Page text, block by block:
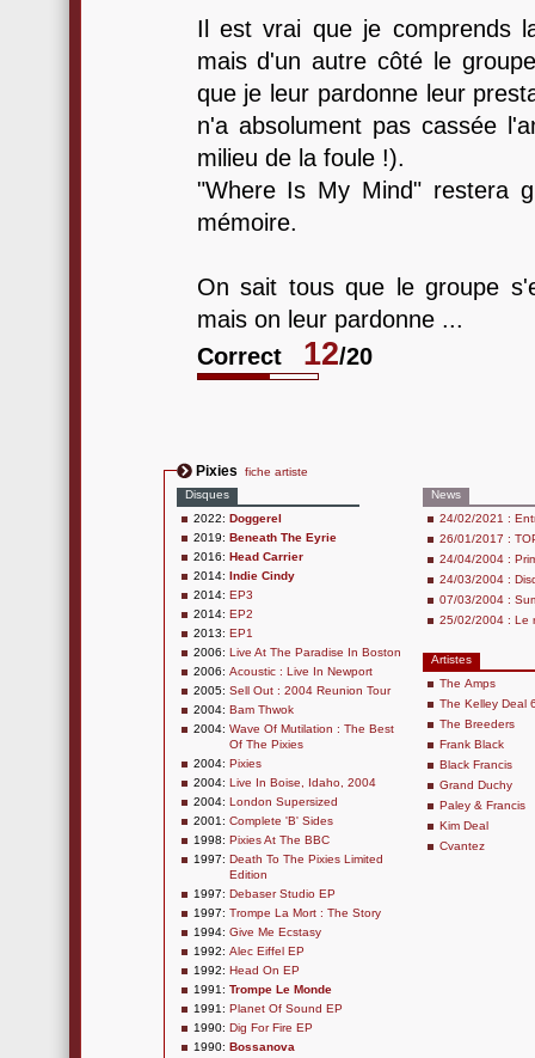
Il est vrai que je comprends
mais d'un autre côté le
que je leur pardonne leur
n'a absolument pas cassée
milieu de la foule !).
"Where Is My Mind" restera
mémoire.
On sait tous que le groupe
mais on leur pardonne ...
Correct
12/20
Pixies
fiche artiste
Disques
2022: Doggerel
2019: Beneath The Eyrie
2016: Head Carrier
2014: Indie Cindy
2014: EP3
2014: EP2
2013: EP1
2006: Live At The Paradise In Boston
2006: Acoustic : Live In Newport
2005: Sell Out : 2004 Reunion Tour
2004: Bam Thwok
2004: Wave Of Mutilation : The Best
Of The Pixies
2004: Pixies
2004: Live In Boise, Idaho, 2004
2004: London Supersized
2001: Complete 'B' Sides
1998: Pixies At The BBC
1997: Death To The Pixies Limited
Edition
1997: Debaser Studio EP
1997: Trompe La Mort : The Story
1994: Give Me Ecstasy
1992: Alec Eiffel EP
1992: Head On EP
1991: Trompe Le Monde
1991: Planet Of Sound EP
1990: Dig For Fire EP
1990: Bossanova
News
24/02/2021 :
26/01/2017 :
24/04/2004 :
24/03/2004 :
07/03/2004 :
25/02/2004 : Le
Artistes
The Amps
The Kelley Deal
The Breeders
Frank Black
Black Francis
Grand Duchy
Paley & Francis
Kim Deal
Cvantez